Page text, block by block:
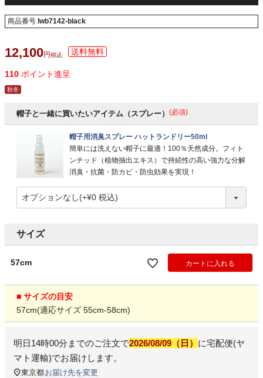
商品番号 lwb7142-black
12,100 税込
110 ポイント進呈
秋冬
帽子と一緒に買いたいアイテム（スプレー） (必須)
帽子用消臭スプレー ハットランドリー50ml
簡単には洗えない帽子に最適！100％天然成分。フィト
ンチッド（植物抽出エキス）で持続性の高い強力な分解
消臭・抗菌・防カビ・防虫効果を実現！
サイズ
57cm カートに入れる
■ サイズの目安
57cm(適応サイズ 55cm-58cm)
明日14時00分 までのご注文で2026/08/09（日） に宅配便(ヤ
マト運輸)でお届けします。
東京都お届け先を変更